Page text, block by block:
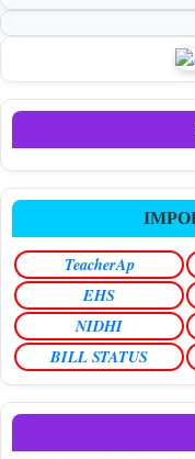
TeacherAp
EHS
NIDHI
BILL STATUS